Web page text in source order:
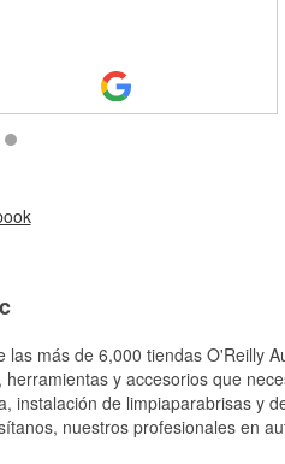
las más de 6,000 tiendas O'Reilly
y accesorios que
instalación de limpiaparabrisas y
nuestros profesionales en